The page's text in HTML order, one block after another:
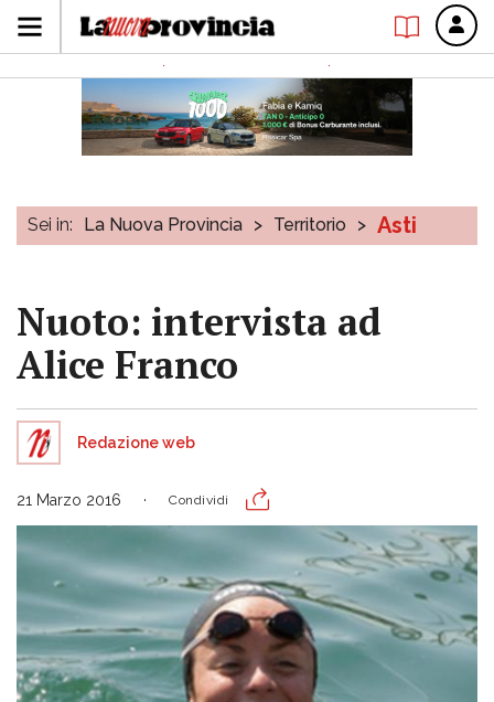
Sei in: La Nuova Provincia > Territorio > Asti
Nuoto: intervista ad
Alice Franco
Redazione web
21 Marzo 2016 Condividi